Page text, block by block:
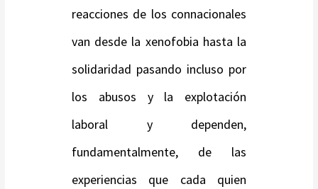
reacciones de los connacionales
van desde la xenofobia hasta la
solidaridad pasando incluso por
los abusos y la explotación
laboral y dependen,
fundamentalmente, de las
experiencias que cada quien